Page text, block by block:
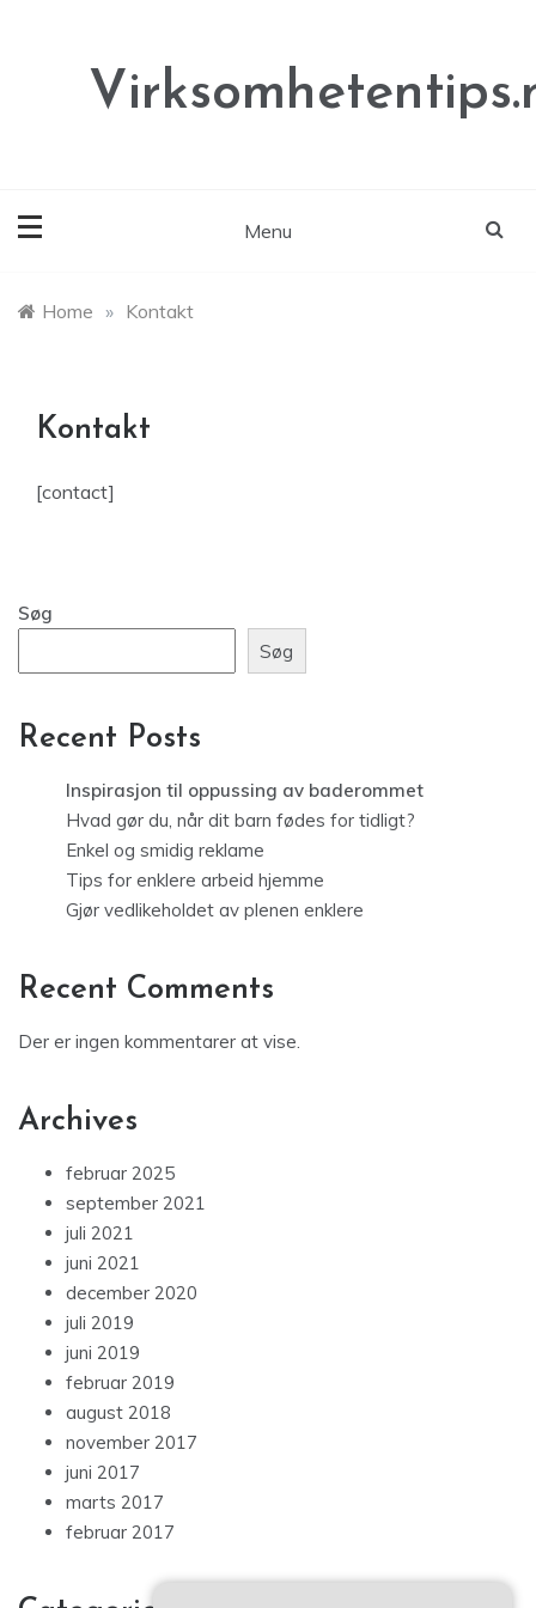
Menu
Home » Kontakt
Kontakt
[contact]
Søg
Søg
Recent Posts
Inspirasjon til oppussing av baderommet
Hvad gør du, når dit barn fødes for tidligt?
Enkel og smidig reklame
Tips for enklere arbeid hjemme
Gjør vedlikeholdet av plenen enklere
Recent Comments
Der er ingen kommentarer at vise.
Archives
februar 2025
september 2021
juli 2021
juni 2021
december 2020
juli 2019
juni 2019
februar 2019
august 2018
november 2017
juni 2017
marts 2017
februar 2017